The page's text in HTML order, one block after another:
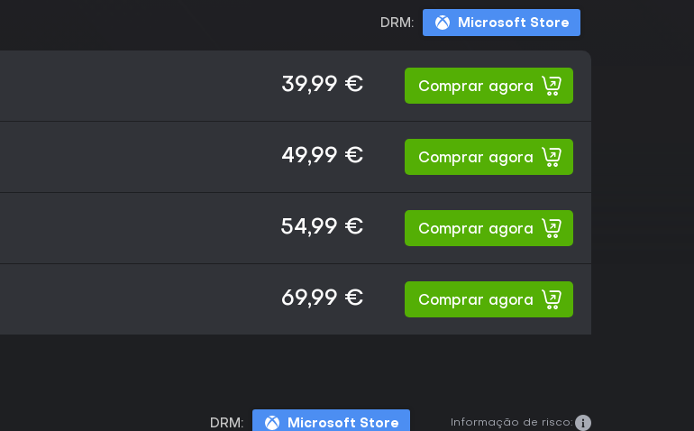
DRM: Microsoft Store
39,99 € Comprar agora
49,99 € Comprar agora
54,99 € Comprar agora
69,99 € Comprar agora
DRM: Microsoft Store Informação de risco: